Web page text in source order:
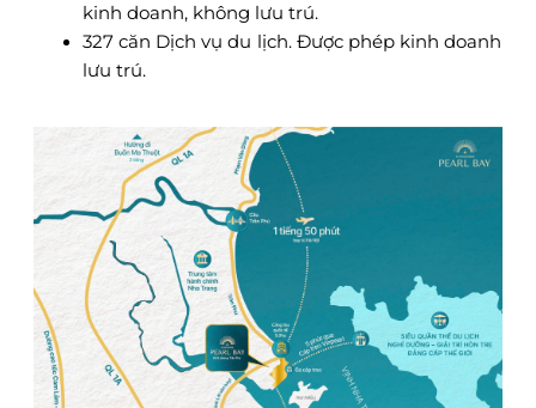
kinh doanh, không lưu trú.
327 căn Dịch vụ du lịch. Được phép kinh doanh
lưu trú.